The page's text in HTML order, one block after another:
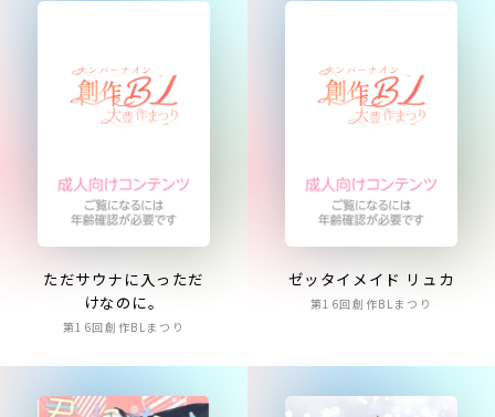
ただサウナに入っただ
けなのに。
第16回創作BLまつり
ゼッタイメイド リュカ
第16回創作BLまつり